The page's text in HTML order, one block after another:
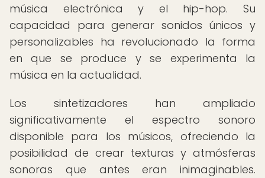
música electrónica y el hip-hop. Su
capacidad para generar sonidos únicos y
personalizables ha revolucionado la forma
en que se produce y se experimenta la
música en la actualidad.
Los sintetizadores han ampliado
significativamente el espectro sonoro
disponible para los músicos, ofreciendo la
posibilidad de crear texturas y atmósferas
sonoras que antes eran inimaginables.